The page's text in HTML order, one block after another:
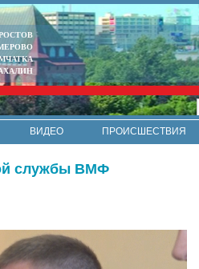
ВИДЕО ПРОИСШЕСТВИЯ
службы ВМФ